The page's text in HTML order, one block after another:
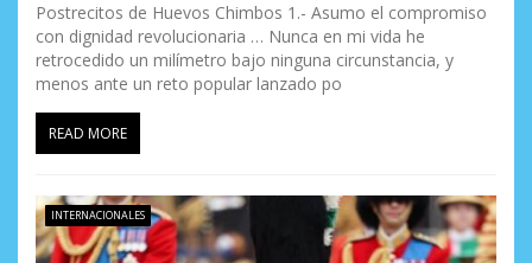
Postrecitos de Huevos Chimbos 1.- Asumo el compromiso
con dignidad revolucionaria … Nunca en mi vida he
retrocedido un milímetro bajo ninguna circunstancia, y
menos ante un reto popular lanzado po
READ MORE
INTERNACIONALES